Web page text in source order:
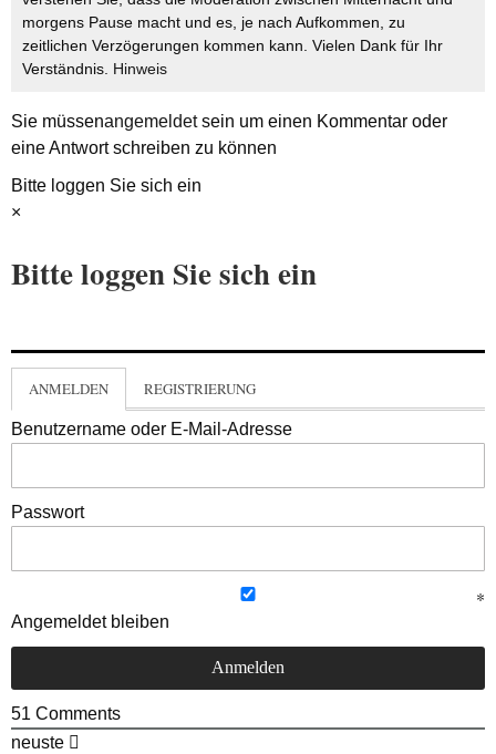
morgens Pause macht und es, je nach Aufkommen, zu
zeitlichen Verzögerungen kommen kann. Vielen Dank für Ihr
Verständnis. Hinweis
Sie müssenangemeldetsein um einen Kommentar oder
eine Antwort schreiben zu können
Bitte loggen Sie sich ein
×
Bitte loggen Sie sich ein
ANMELDEN REGISTRIERUNG
Benutzername oder E-Mail-Adresse
Passwort
Angemeldet bleiben
51 Comments
neuste